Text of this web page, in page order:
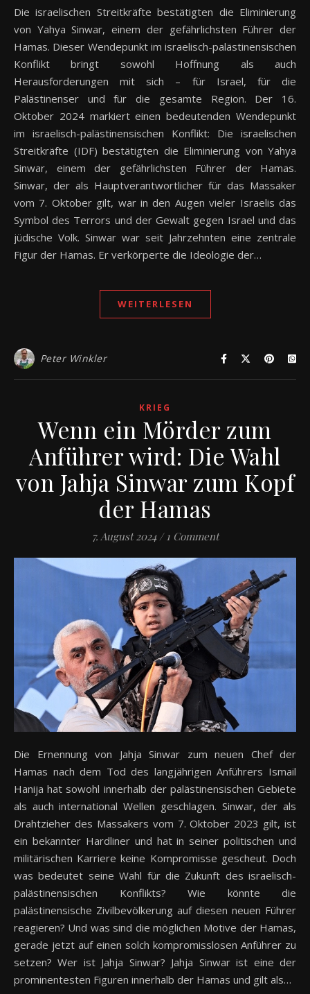
Die israelischen Streitkräfte bestätigten die Eliminierung
von Yahya Sinwar, einem der gefährlichsten Führer der
Hamas. Dieser Wendepunkt im israelisch-palästinensischen
Konflikt bringt sowohl Hoffnung als auch
Herausforderungen mit sich – für Israel, für die
Palästinenser und für die gesamte Region. Der 16.
Oktober 2024 markiert einen bedeutenden Wendepunkt
im israelisch-palästinensischen Konflikt: Die israelischen
Streitkräfte (IDF) bestätigten die Eliminierung von Yahya
Sinwar, einem der gefährlichsten Führer der Hamas.
Sinwar, der als Hauptverantwortlicher für das Massaker
vom 7. Oktober gilt, war in den Augen vieler Israelis das
Symbol des Terrors und der Gewalt gegen Israel und das
jüdische Volk. Sinwar war seit Jahrzehnten eine zentrale
Figur der Hamas. Er verkörperte die Ideologie der…
WEITERLESEN
Peter Winkler
KRIEG
Wenn ein Mörder zum
Anführer wird: Die Wahl
von Jahja Sinwar zum Kopf
der Hamas
7. August 2024 / 1 Comment
Die Ernennung von Jahja Sinwar zum neuen Chef der
Hamas nach dem Tod des langjährigen Anführers Ismail
Hanija hat sowohl innerhalb der palästinensischen Gebiete
als auch international Wellen geschlagen. Sinwar, der als
Drahtzieher des Massakers vom 7. Oktober 2023 gilt, ist
ein bekannter Hardliner und hat in seiner politischen und
militärischen Karriere keine Kompromisse gescheut. Doch
was bedeutet seine Wahl für die Zukunft des israelisch-
palästinensischen Konflikts? Wie könnte die
palästinensische Zivilbevölkerung auf diesen neuen Führer
reagieren? Und was sind die möglichen Motive der Hamas,
gerade jetzt auf einen solch kompromisslosen Anführer zu
setzen? Wer ist Jahja Sinwar? Jahja Sinwar ist eine der
prominentesten Figuren innerhalb der Hamas und gilt als…